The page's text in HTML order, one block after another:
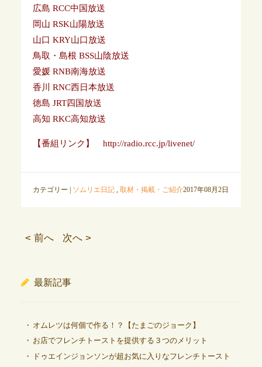
広島 RCC中国放送
岡山 RSK山陽放送
山口 KRY山口放送
鳥取・島根 BSS山陰放送
愛媛 RNB南海放送
香川 RNC西日本放送
徳島 JRT四国放送
高知 RKC高知放送
【番組リンク】 http://radio.rcc.jp/livenet/
カテゴリー | ソムリエ日記, 取材・掲載・ご紹介2017年08月2日
< 前へ 次へ >
最新記事
オムレツは何個で作る！？【たまごのジョーク】
お店でフレンチトーストを提供する３つのメリット
ドゥエインジョンソンが超お気に入りなフレンチトースト